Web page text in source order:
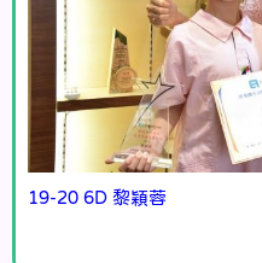
19-20 6D 黎穎蓉